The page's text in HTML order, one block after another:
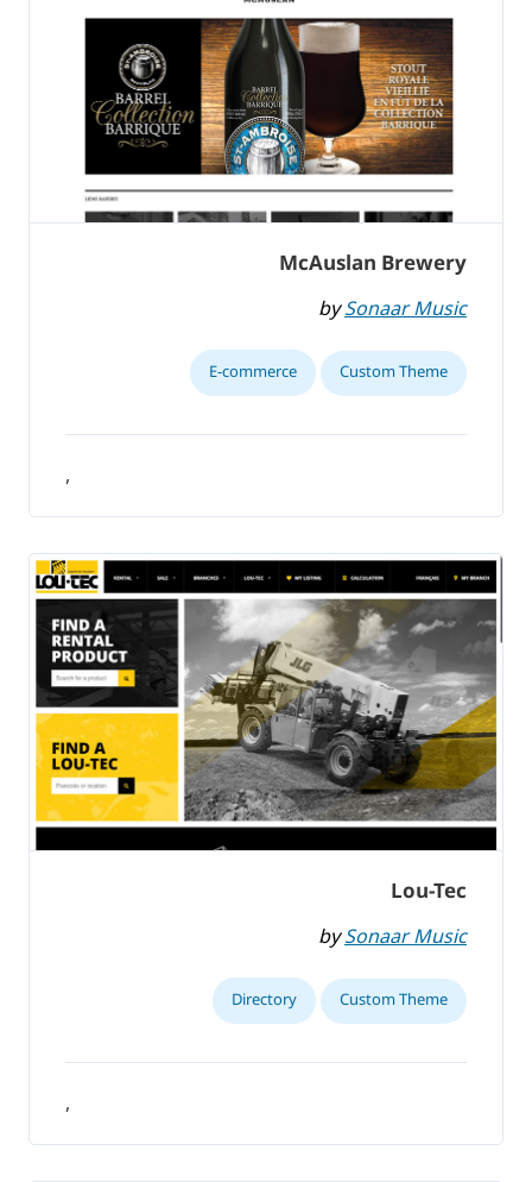
McAuslan Brewery
bySonaar Music
Custom Theme
E-commerce
,
Lou-Tec
bySonaar Music
Custom Theme
Directory
,